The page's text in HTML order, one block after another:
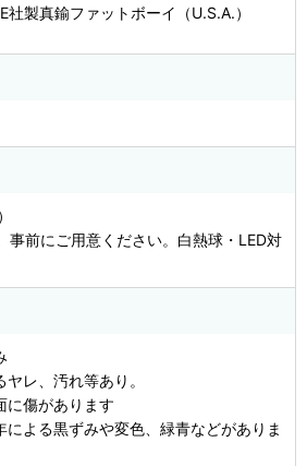
社製真鍮ファットボーイ（U.S.A.）
事前にご用意ください。白熱球・LED対
レ、汚れ等あり。
に傷があります
による黒ずみや変色、緑青などがありま